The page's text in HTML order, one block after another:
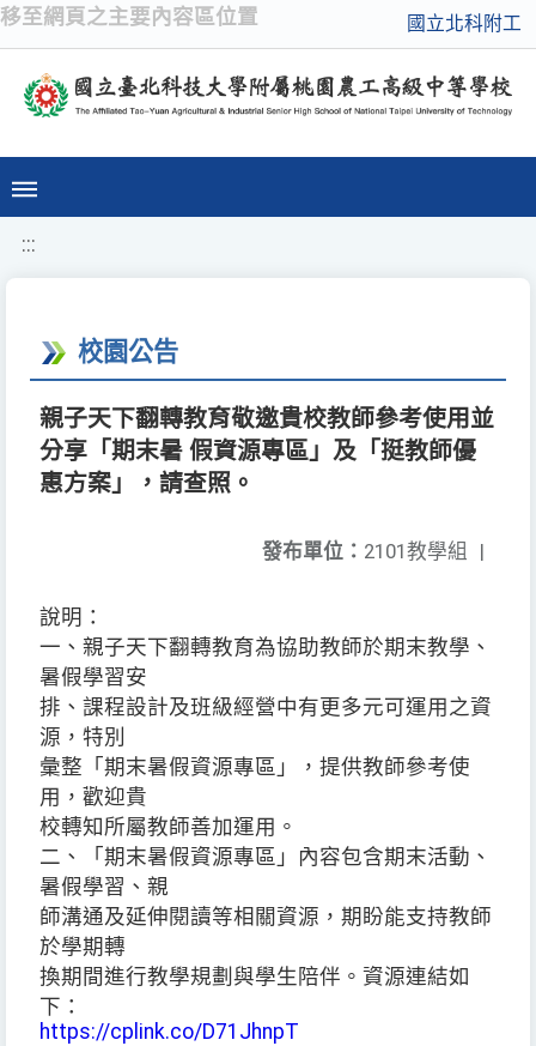
移至網頁之主要內容區位置 國立北科附工
:::
校園公告
親子天下翻轉教育敬邀貴校教師參考使用並
分享「期末暑 假資源專區」及「挺教師優
惠方案」，請查照。
發布單位： 2101教學組 |
說明：
一、親子天下翻轉教育為協助教師於期末教學、
暑假學習安
排、課程設計及班級經營中有更多元可運用之資
源，特別
彙整「期末暑假資源專區」，提供教師參考使
用，歡迎貴
校轉知所屬教師善加運用。
二、「期末暑假資源專區」內容包含期末活動、
暑假學習、親
師溝通及延伸閱讀等相關資源，期盼能支持教師
於學期轉
換期間進行教學規劃與學生陪伴。資源連結如
下：
https://cplink.co/D71JhnpT